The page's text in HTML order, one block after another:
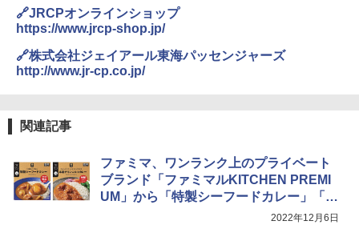
4
トリスウイスキー 4000ml サントリー 大
容量 4リットル
5
サントリー シングルモルト ウイスキー
白州 Story of the Distillery 2026 化粧箱
入 700ml
4
カップヌードル カップヌードルPRO シ
ーフードヌードル 高たんぱく&低糖質 さ
らに塩分控えめ 78g×12個
5
カップヌードル カップヌードルPRO し
ょうゆ 高たんぱく&低糖質 さらに塩分控
えめ 75g×12個
￥26,130
TOSHIBA(東芝) スチームオーブンレン
￥34,546
🔗JRCPオンラインショップ
https://www.jrcp-shop.jp/
🔗株式会社ジェイアール東海パッセンジャーズ
http://www.jr-cp.co.jp/
関連記事
ファミマ、ワンランク上のプライベート
ブランド「ファミマルKITCHEN PREMI
UM」から「特製シーフードカレー」「本
2022年12月6日